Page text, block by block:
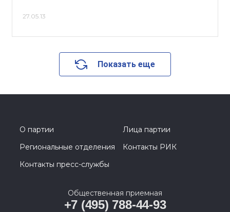
27.05.13
Показать еще
О партии
Лица партии
Региональные отделения
Контакты РИК
Контакты пресс-службы
Общественная приемная
+7 (495) 788-44-93